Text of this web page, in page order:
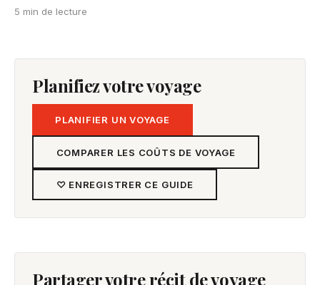
5 min de lecture
Planifiez votre voyage
PLANIFIER UN VOYAGE
COMPARER LES COÛTS DE VOYAGE
♡ ENREGISTRER CE GUIDE
Partager votre récit de voyage